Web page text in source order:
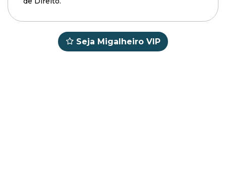
Seja Migalheiro VIP